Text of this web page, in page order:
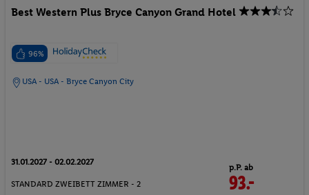
Best Western Plus Bryce Canyon Grand Hotel
96%
USA - USA - Bryce Canyon City
31.01.2027 - 02.02.2027
STANDARD ZWEIBETT ZIMMER - 2
p.P. ab
93.-